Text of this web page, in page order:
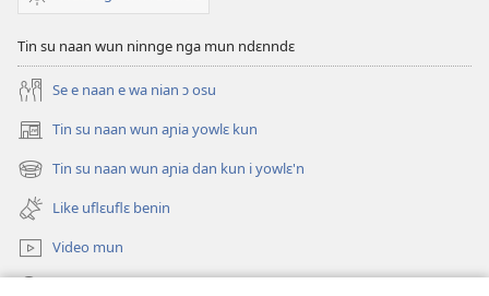
Tin su naan wun ninnge nga mun ndɛnndɛ
Se e naan e wa nian ɔ osu
Tin su naan wun aɲia yowlɛ kun
(opens
new
window)
Tin su naan wun aɲia dan kun i yowlɛ'n
(opens
new
window)
Like uflɛuflɛ benin
Video mun